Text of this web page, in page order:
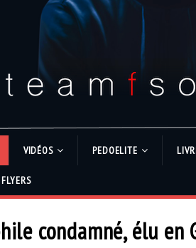
VIDÉOS PEDOELITE
condamné, élu